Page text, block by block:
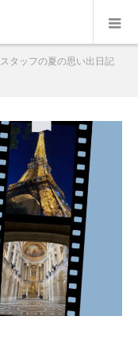
スタッフの夏の思い出日記